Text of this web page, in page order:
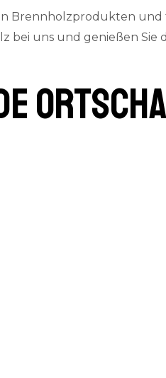
Brennholzprodukten
uns und genießen Sie